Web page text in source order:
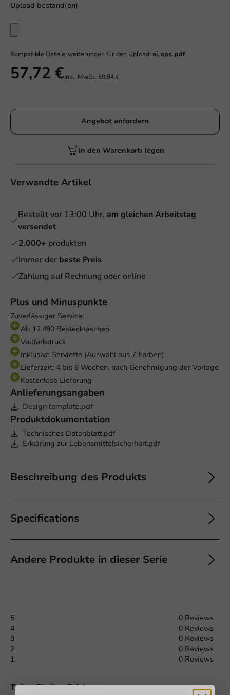
Plus und Minuspunkte
Zuverlässiger Service:
Ab 12.480 Bestecktaschen
Vollfarbdruck
Inklusive Serviette (Auswahl aus 7 Farben)
Lieferzeit: 4 bis 6 Wochen, nach Genehmigung der Vorlage
Kostenlose Lieferung
Anlieferungsangaben
Design template.pdf
Produktdokumentation
Technisches Datenblatt.pdf
Erklärung zur Lebensmittelsicherheit.pdf
Beschreibung des Produkts
Specifications
Andere Produkte in dieser Serie
Upload bestand(en)
Kompatible Dateierweiterungen für den Upload: ai, eps, pdf
57,72 €Inkl. MwSt. 69,84 €
Angebot anfordern
In den Warenkorb legen
Verwandte Artikel
Bestellt vor 13:00 Uhr, am gleichen Arbeitstag
versendet
2.000+ produkten
Immer der beste Preis
Zahlung auf Rechnung oder online
5
0 Reviews
4
0 Reviews
3
0 Reviews
2
0 Reviews
1
0 Reviews
Teilen Sie Ihre Erfahrung